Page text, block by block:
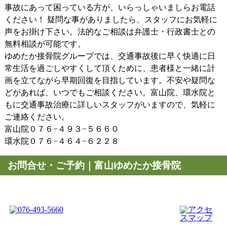
事故にあって困っている方が、いらっしゃいましらお電話
ください！ 疑問な事がありましたら、スタッフにお気軽に
声をお掛け下さい。法的なご相談は弁護士・行政書士との
無料相談が可能です。
ゆめたか接骨院グループでは、交通事故後に早く快適に日
常生活を過ごしやすくして頂くために、患者様と一緒に計
画を立てながら早期回復を目指しています。不安や疑問な
どがあれば、いつでもご相談ください。富山院、環水院と
もに交通事故治療に詳しいスタッフがいますので、気軽に
ご連絡ください。
富山院０７６−４９３−５６６０
環水院０７６−４６４−６２２８
お問合せ・ご予約｜富山ゆめたか接骨院